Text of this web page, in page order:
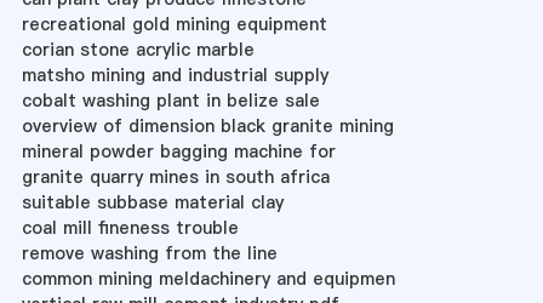
recreational gold mining equipment
corian stone acrylic marble
matsho mining and industrial supply
cobalt washing plant in belize sale
overview of dimension black granite mining
mineral powder bagging machine for
granite quarry mines in south africa
suitable subbase material clay
coal mill fineness trouble
remove washing from the line
common mining meldachinery and equipmen